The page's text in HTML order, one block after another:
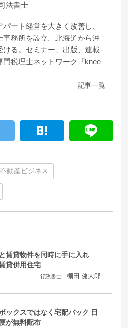
法書士
ート経営を大きく改善し、
事務所を設立。北海道から沖
ける。セミナー、出版、連載
門税理士ネットワーク『knee
記事一覧
不動産ビジネス
賃貸物件を同時に手に入れ
貸併用住宅
行政書士 棚田 健大郎
ックスではなく宅配バック 日
が無料配布